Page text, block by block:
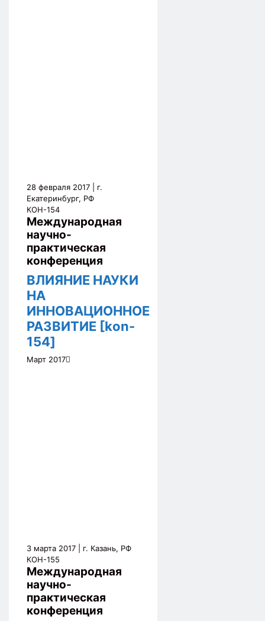
28 февраля 2017 | г.
Екатеринбург, РФ
КОН-154
Международная
научно-
практическая
конференция
ВЛИЯНИЕ НАУКИ
НА
ИННОВАЦИОННОЕ
РАЗВИТИЕ [kon-
154]
Март 2017
3 марта 2017 | г. Казань, РФ
КОН-155
Международная
научно-
практическая
конференция